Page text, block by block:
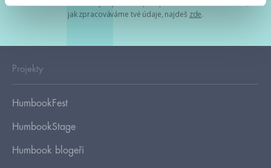
jak zpracováváme tvé údaje, najdeš zde.
Projekty
HumbookFest
HumbookStage
Humbook blogeři